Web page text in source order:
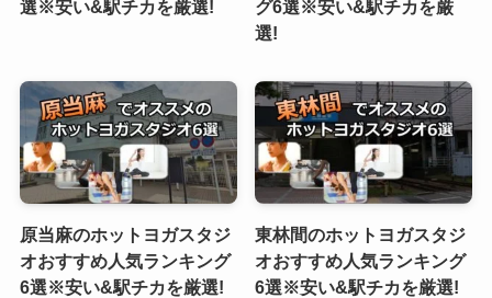
選※安い&駅チカを厳選!
グ6選※安い&駅チカを厳
選!
原当麻のホットヨガスタジ
オおすすめ人気ランキング
6選※安い&駅チカを厳選!
東林間のホットヨガスタジ
オおすすめ人気ランキング
6選※安い&駅チカを厳選!